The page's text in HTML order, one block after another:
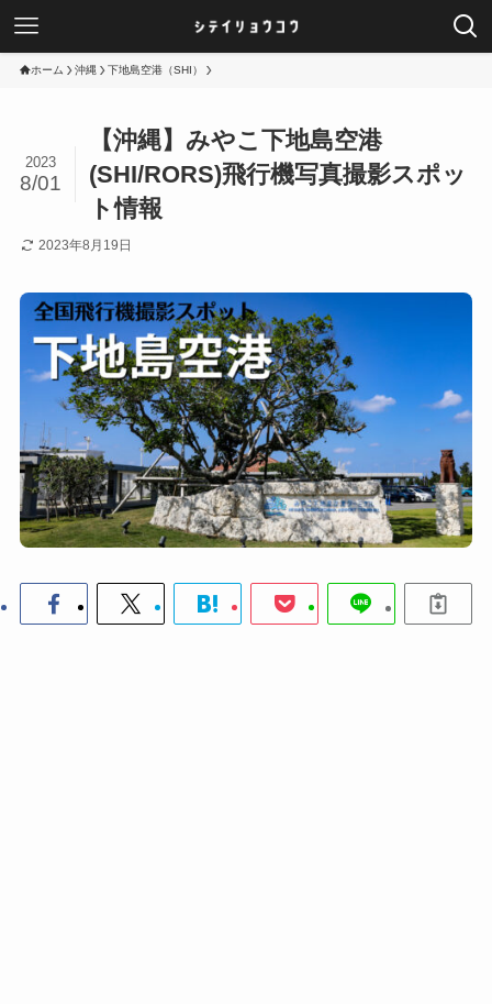
ホーム 沖縄 下地島空港（SHI）
【沖縄】みやこ下地島空港
(SHI/RORS)飛行機写真撮影スポッ
ト情報
2023
8/01
2023年8月19日